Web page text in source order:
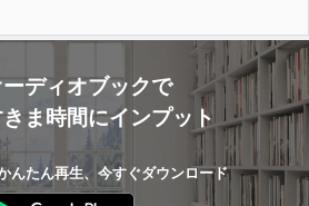
ディオブックで
ま時間にインプット
んたん再生、今すぐダウンロード